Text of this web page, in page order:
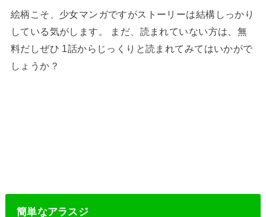
絵柄こそ、少女マンガですがストーリーは結構しっかり
している気がします。 まだ、読まれていない方は、無
料だしぜひ 1話からじっくりと読まれてみてはいかがで
しょうか？
簡単なアラスジ